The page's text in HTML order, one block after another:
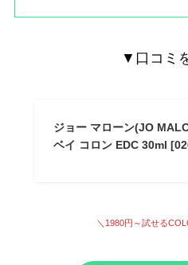
▼口コミ
ジョー マローン(JO
ベイ コロン EDC 30ml
＼1980円～試せる